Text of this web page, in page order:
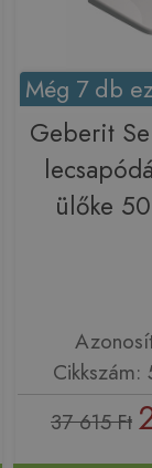
Még 7 db
Geberit
ülőke
37 615 Ft